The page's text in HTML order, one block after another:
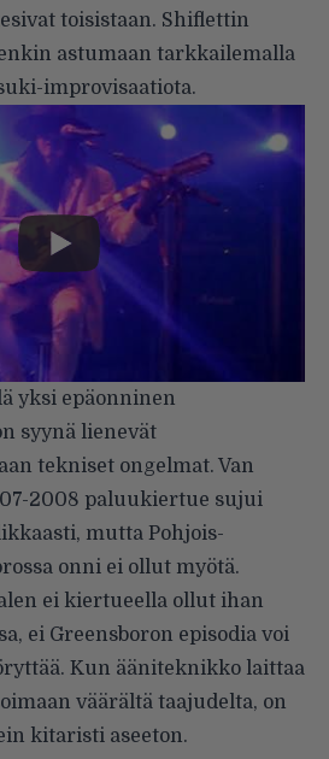
toisistaan. Shiflettin
astumaan tarkkailemalla
improvisaatiota.
yksi epäonninen
syynä lienevät
tekniset ongelmat. Van
2008 paluukiertue sujui
mutta Pohjois-
onni ei ollut myötä.
ei kiertueella ollut ihan
ei Greensboron episodia voi
Kun ääniteknikko laittaa
väärältä taajudelta, on
kitaristi aseeton.